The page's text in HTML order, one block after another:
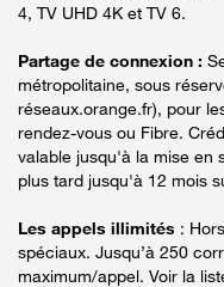
4, TV UHD 4K et TV 6.
Partage de connexion :
métropolitaine, sous
réseaux.orange.fr), pour
rendez-vous ou Fibre.
valable jusqu'à la mise en
plus tard jusqu'à 12 mois
Les appels illimités :
spéciaux. Jusqu’à 250
maximum/appel. Voir la